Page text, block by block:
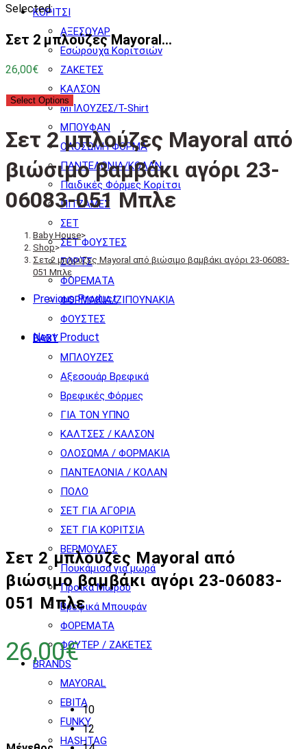
ΚΟΡΙΤΣΙ
ΑΞΕΣΟΥΑΡ
Εσώρουχα Κοριτσιών
ΖΑΚΕΤΕΣ
ΚΑΛΣΟΝ
ΜΠΛΟΥΖΕΣ/T-Shirt
ΜΠΟΥΦΑΝ
ΟΛΟΣΩΜΗ ΦΟΡΜΑ
ΠΑΝΤΕΛΟΝΙΑ/ΚΟΛΑΝ
Παιδικές Φόρμες Κορίτσι
ΠΙΤΖΑΜΕΣ
ΣΕΤ
ΣΕΤ ΦΟΥΣΤΕΣ
ΣΟΡΤΣ
ΦΟΡΕΜΑΤΑ
ΦΟΡΜΑΚΙΑ/ΖΙΠΟΥΝΑΚΙΑ
ΦΟΥΣΤΕΣ
BABY
ΜΠΛΟΥΖΕΣ
Αξεσουάρ Βρεφικά
Βρεφικές Φόρμες
ΓΙΑ ΤΟΝ ΥΠΝΟ
ΚΑΛΤΣΕΣ / ΚΑΛΣΟΝ
ΟΛΟΣΩΜΑ / ΦΟΡΜΑΚΙΑ
ΠΑΝΤΕΛΟΝΙΑ / ΚΟΛΑΝ
ΠΟΛΟ
ΣΕΤ ΓΙΑ ΑΓΟΡΙΑ
ΣΕΤ ΓΙΑ ΚΟΡΙΤΣΙΑ
ΒΕΡΜΟΥΔΕΣ
Πουκάμισα για μωρά
Προίκα Μωρού
Βρεφικά Μπουφάν
ΦΟΡΕΜΑΤΑ
ΦΟΥΤΕΡ / ΖΑΚΕΤΕΣ
BRANDS
MAYORAL
EBITA
FUNKY
HASHTAG
Selected:
Σετ 2 μπλούζες Mayoral…
26,00€
Select Options
Σετ 2 μπλούζες Mayoral από
βιώσιμο βαμβάκι αγόρι 23-
06083-051 Μπλε
Baby House>
Shop>
Σετ 2 μπλούζες Mayoral από βιώσιμο βαμβάκι αγόρι 23-06083-
051 Μπλε
Previous Product
Next Product
Σετ 2 μπλούζες Mayoral από
βιώσιμο βαμβάκι αγόρι 23-06083-
051 Μπλε
26,00€
10
12